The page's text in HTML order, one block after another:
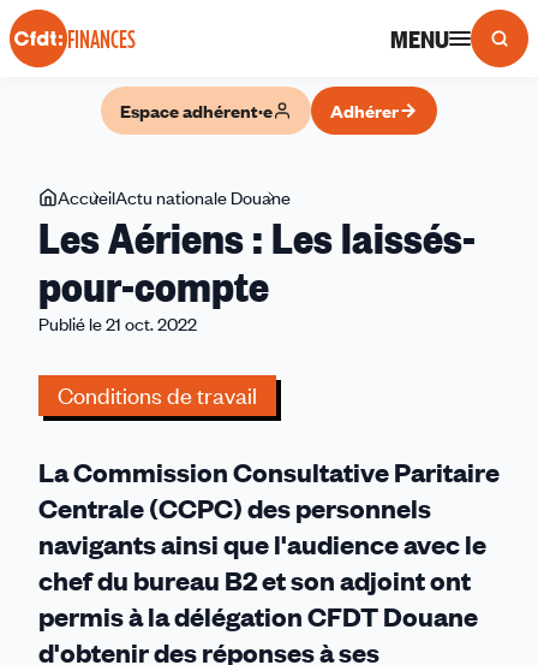
Panneau de gestion des cookies
FINANCES MENU
Espace adhérent·e Adhérer
Vous
êtes
ici
AccueilActu nationale Douane
Aériens
Les Aériens : Les laissés-
pour-compte
Publié le 21 oct. 2022
Conditions de travail
La Commission Consultative Paritaire
Centrale (CCPC) des personnels
navigants ainsi que l'audience avec le
chef du bureau B2 et son adjoint ont
permis à la délégation CFDT Douane
d'obtenir des réponses à ses